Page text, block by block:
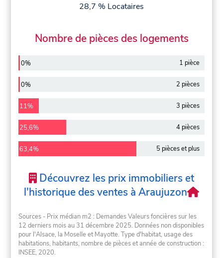
28,7 % Locataires
Nombre de pièces des logements
0% 1 pièce
0% 2 pièces
11% 3 pièces
25,6% 4 pièces
63,4% 5 pièces et plus
Découvrez les prix immobiliers et
l'historique des ventes à Araujuzon
Sources - Prix médian m2 : Demandes Valeurs foncières sur les
12 derniers mois au 31 décembre 2025. Données non disponibles
pour l'Alsace, la Moselle et Mayotte. Type d'habitat, usage des
habitations, habitants, nombre de pièces et année de construction :
INSEE, 2020.